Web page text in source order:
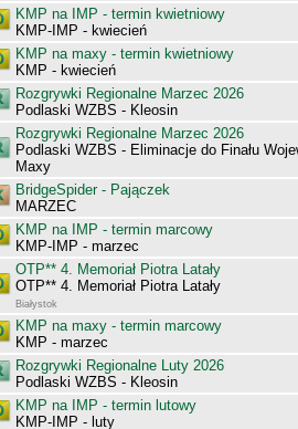
KMP na IMP - termin kwietniowy
KMP-IMP - kwiecień
KMP na maxy - termin kwietniowy
KMP - kwiecień
Rozgrywki Regionalne Marzec 2026
Podlaski WZBS - Kleosin
Rozgrywki Regionalne Marzec 2026
Podlaski WZBS - Eliminacje do Finału
Maxy
BridgeSpider - Pajączek
MARZEC
KMP na IMP - termin marcowy
KMP-IMP - marzec
OTP** 4. Memoriał Piotra Latały
OTP** 4. Memoriał Piotra Latały
Białystok
KMP na maxy - termin marcowy
KMP - marzec
Rozgrywki Regionalne Luty 2026
Podlaski WZBS - Kleosin
KMP na IMP - termin lutowy
KMP-IMP - luty